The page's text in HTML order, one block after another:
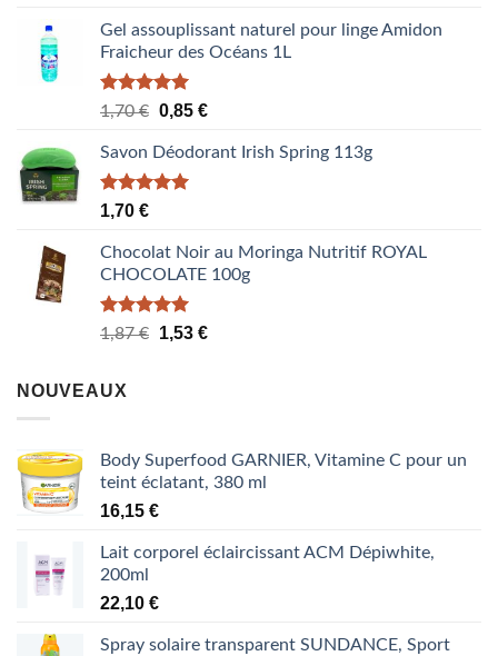
Gel assouplissant naturel pour linge Amidon
Fraicheur des Océans 1L
Note5.00
1,70€ Le
initial
était :
0,85 €Le
actuel
Savon Déodorant Irish Spring 113g
Note5.00
1,70 €
Chocolat Noir au Moringa Nutritif ROYAL
CHOCOLATE 100g
Note5.00
1,87€
Le
1,53 €Le
NOUVEAUX
Body Superfood GARNIER, Vitamine C pour un
teint éclatant, 380 ml
16,15 €
Lait corporel éclaircissant ACM Dépiwhite,
200ml
22,10 €
Spray solaire transparent SUNDANCE, Sport